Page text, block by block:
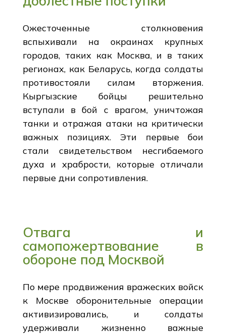
Ожесточенные столкновения
вспыхивали на окраинах крупных
городов, таких как Москва, и в таких
регионах, как Беларусь, когда солдаты
противостояли силам вторжения.
Кыргызские бойцы решительно
вступали в бой с врагом, уничтожая
танки и отражая атаки на критически
важных позициях. Эти первые бои
стали свидетельством несгибаемого
духа и храбрости, которые отличали
первые дни сопротивления.
Отвага и
самопожертвование в
обороне под Москвой
По мере продвижения вражеских войск
к Москве оборонительные операции
активизировались, и солдаты
удерживали жизненно важные